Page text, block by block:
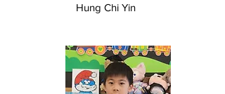
Hung Chi Yin